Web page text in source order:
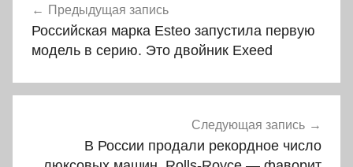
по
записям
Предыдущая запись
Российская марка Esteo запустила первую
модель в серию. Это двойник Exeed
Следующая запись
В России продали рекордное число